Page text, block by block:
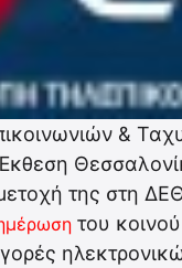
&
της στη
του